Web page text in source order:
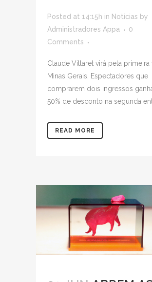
Posted at 14:15h in Noticias by
Administradores Appa
0
Comments
Claude Villaret virá pela primeira
Minas Gerais. Espectadores que
comprarem dois ingressos
50% de desconto na segunda
READ MORE